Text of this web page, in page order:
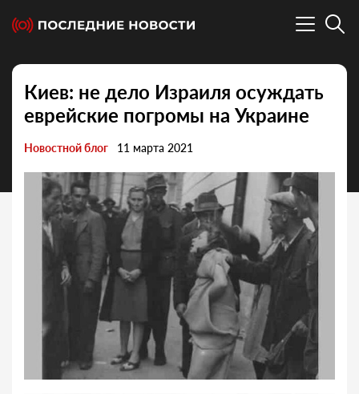
Киев: не дело Израиля осуждать
еврейские погромы на Украине
Новостной блог 11 марта 2021